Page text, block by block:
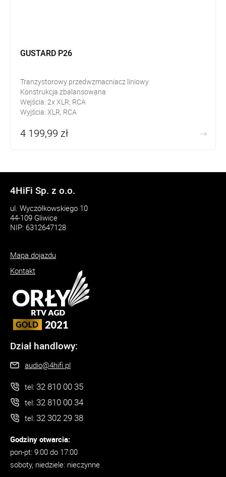
GUSTARD P26
Tranzystorowy przedwzmacniacz liniowy
Konstrukcja zbalansowana
Wejścia: 2x XLR, RCA
Wyjścia: XLR, RCA
Przesłuch międzykanałowy: 130dB
4 199,99 zł
4HiFi Sp. z o.o.
ul. Wyczółkowskiego 10
44-109 Gliwice
NIP: 6312647128
Mapa dojazdu
Kontakt
Dział handlowy:
audio@4hifi.pl
tel: 32 810 00 35
tel: 32 810 00 34
tel: 32 302 29 38
Godziny otwarcia:
pon-pt: 9:00 do 17:00
soboty, niedziele: nieczynne